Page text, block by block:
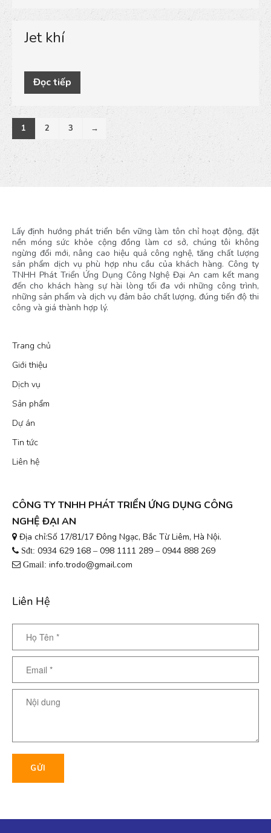
Jet khí
Đọc tiếp
1 2 3 →
Lấy định hướng phát triển bền vững làm tôn chỉ hoạt động, đặt
nền móng sức khỏe cộng đồng làm cơ sở, chúng tôi không
ngừng đổi mới, nâng cao hiệu quả công nghệ, tăng chất lượng
sản phẩm dịch vụ phù hợp nhu cầu của khách hàng. Công ty
TNHH Phát Triển Ứng Dụng Công Nghệ Đại An cam kết mang
đến cho khách hàng sự hài lòng tối đa với những công trình,
những sản phẩm và dịch vụ đảm bảo chất lượng, đúng tiến độ thi
công và giá thành hợp lý.
Trang chủ
Giới thiệu
Dịch vụ
Sản phẩm
Dự án
Tin tức
Liên hệ
CÔNG TY TNHH PHÁT TRIỂN ỨNG DỤNG CÔNG
NGHỆ ĐẠI AN
Địa chỉ:Số 17/81/17 Đông Ngạc, Bắc Từ Liêm, Hà Nội.
Sđt: 0934 629 168 – 098 1111 289 – 0944 888 269
Gmail: info.trodo@gmail.com
Liên Hệ